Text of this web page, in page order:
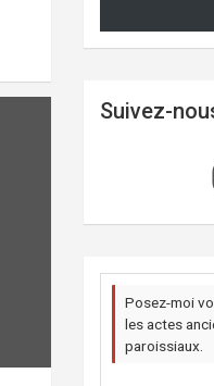
Suivez-
Posez-moi
les actes
paroissiaux.